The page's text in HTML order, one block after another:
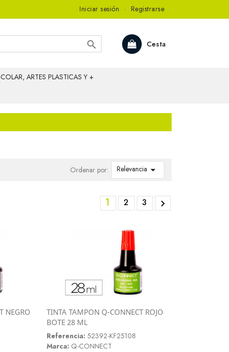
Iniciar sesión · Registrarse
Cesta

ARTES PLASTICAS Y +
Ordenar por: Relevancia 
1 2 3 
NEGRO
TINTA TAMPON Q-CONNECT ROJO
BOTE 28 ML
Referencia: 52392-KF25108
Marca: Q-CONNECT